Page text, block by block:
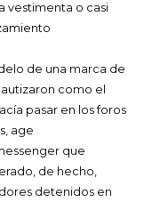
vestimenta o casi
de una marca de
como el
pasar en los foros
age
que
de hecho,
detenidos en